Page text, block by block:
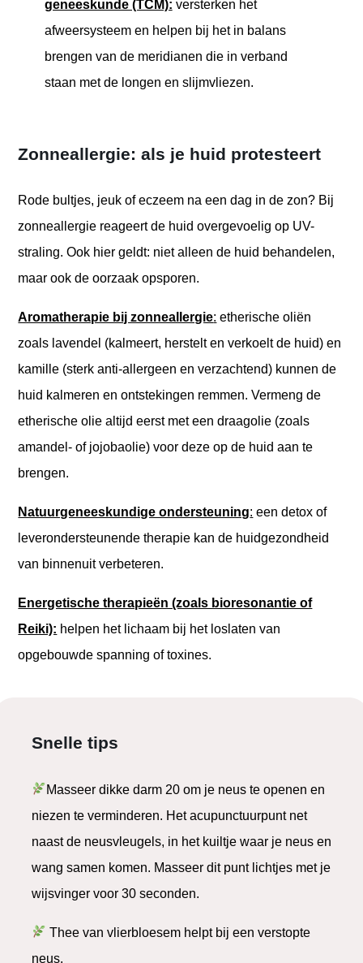
geneeskunde (TCM): versterken het
afweersysteem en helpen bij het in balans
brengen van de meridianen die in verband
staan met de longen en slijmvliezen.
Zonneallergie: als je huid protesteert
Rode bultjes, jeuk of eczeem na een dag in de zon? Bij
zonneallergie reageert de huid overgevoelig op UV-
straling. Ook hier geldt: niet alleen de huid behandelen,
maar ook de oorzaak opsporen.
Aromatherapie bij zonneallergie: etherische oliën
zoals lavendel (kalmeert, herstelt en verkoelt de huid) en
kamille (sterk anti-allergeen en verzachtend) kunnen de
huid kalmeren en ontstekingen remmen. Vermeng de
etherische olie altijd eerst met een draagolie (zoals
amandel- of jojobaolie) voor deze op de huid aan te
brengen.
Natuurgeneeskundige ondersteuning: een detox of
leverondersteunende therapie kan de huidgezondheid
van binnenuit verbeteren.
Energetische therapieën (zoals bioresonantie of
Reiki): helpen het lichaam bij het loslaten van
opgebouwde spanning of toxines.
Snelle tips
Masseer dikke darm 20 om je neus te openen en
niezen te verminderen. Het acupunctuurpunt net
naast de neusvleugels, in het kuiltje waar je neus en
wang samen komen. Masseer dit punt lichtjes met je
wijsvinger voor 30 seconden.
Thee van vlierbloesem helpt bij een verstopte
neus.